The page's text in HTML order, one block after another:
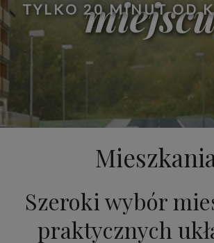
TYLKO 20 MINUT OD
Szeroki wybór
praktycznych